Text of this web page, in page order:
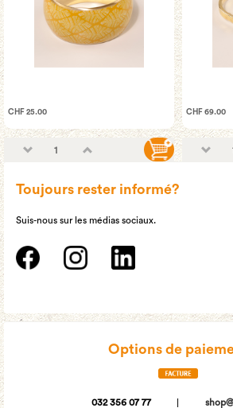
CHF 25.00 CHF 69.00
Toujours rester informé?
Suis-nous sur les médias sociaux.
Options de
032 356 07 77